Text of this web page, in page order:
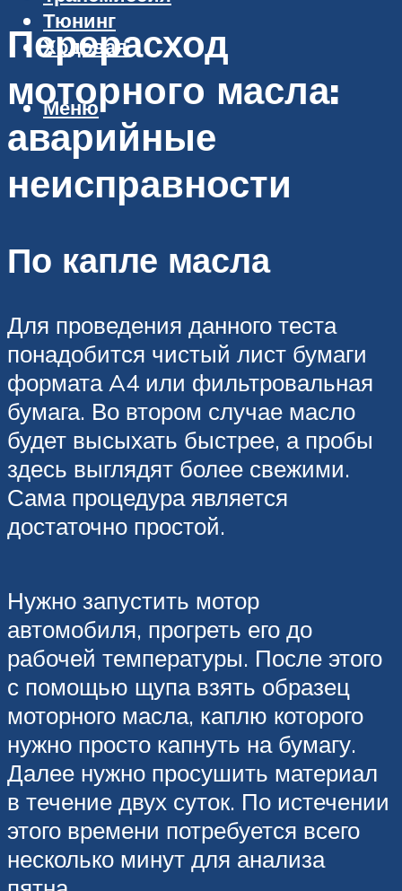
Тюнинг
Ходовая
Меню
Перерасход
моторного масла:
аварийные
неисправности
По капле масла
Для проведения данного теста
понадобится чистый лист бумаги
формата A4 или фильтровальная
бумага. Во втором случае масло
будет высыхать быстрее, а пробы
здесь выглядят более свежими.
Сама процедура является
достаточно простой.
Нужно запустить мотор
автомобиля, прогреть его до
рабочей температуры. После этого
с помощью щупа взять образец
моторного масла, каплю которого
нужно просто капнуть на бумагу.
Далее нужно просушить материал
в течение двух суток. По истечении
этого времени потребуется всего
несколько минут для анализа